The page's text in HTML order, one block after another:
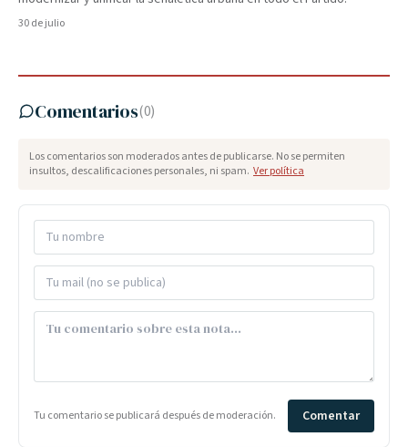
30 de julio
Comentarios(0)
Los comentarios son moderados antes de publicarse. No se permiten
insultos, descalificaciones personales, ni spam. Ver política
Tu comentario se publicará después de moderación. Comentar